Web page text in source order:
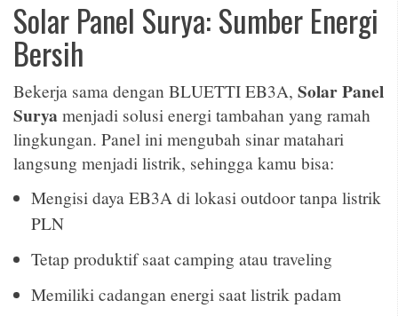
Solar Panel Surya: Sumber Energi
Bersih
Bekerja sama dengan BLUETTI EB3A, Solar Panel
Surya menjadi solusi energi tambahan yang ramah
lingkungan. Panel ini mengubah sinar matahari
langsung menjadi listrik, sehingga kamu bisa:
Mengisi daya EB3A di lokasi outdoor tanpa listrik
PLN
Tetap produktif saat camping atau traveling
Memiliki cadangan energi saat listrik padam